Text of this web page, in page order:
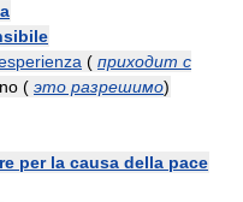
( приходит с
( это разрешимо)
per la causa della pace